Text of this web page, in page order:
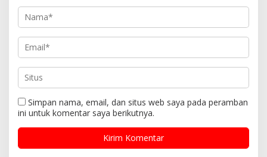
Simpan nama, email, dan situs web saya pada peramban
ini untuk komentar saya berikutnya.